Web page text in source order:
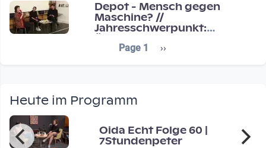
Depot - Mensch gegen
Maschine? //
Jahresschwerpunkt:
Seitennummerierung
Page 1 Next page
››
Heute im Programm
Oida Echt Folge 60 |
7Stundenpeter